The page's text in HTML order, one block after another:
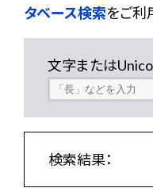
タベース検索をご利
文字または
検索結果：